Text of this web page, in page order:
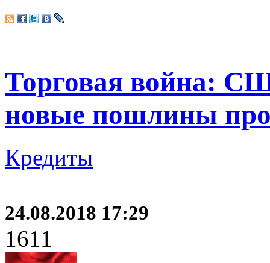
Торговая война:
новые пошлины
Кредиты
24.08.2018 17:29
1611